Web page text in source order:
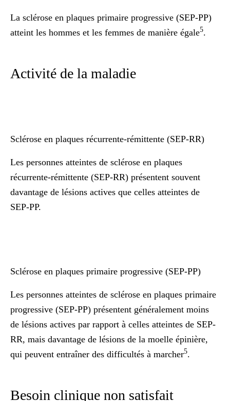
La sclérose en plaques primaire progressive (SEP-PP)
atteint les hommes et les femmes de manière égale5.
Activité de la maladie
Sclérose en plaques récurrente-rémittente (SEP-RR)
Les personnes atteintes de sclérose en plaques
récurrente-rémittente (SEP-RR) présentent souvent
davantage de lésions actives que celles atteintes de
SEP-PP.
Sclérose en plaques primaire progressive (SEP-PP)
Les personnes atteintes de sclérose en plaques primaire
progressive (SEP-PP) présentent généralement moins
de lésions actives par rapport à celles atteintes de SEP-
RR, mais davantage de lésions de la moelle épinière,
qui peuvent entraîner des difficultés à marcher5.
Besoin clinique non satisfait